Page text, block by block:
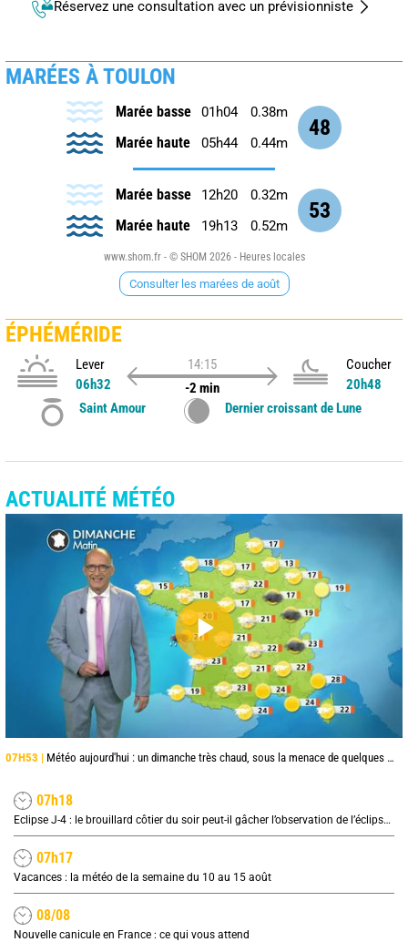
Réservez une consultation avec un prévisionniste
MARÉES À TOULON
48
Marée basse 01h04 0.38m
Marée haute 05h44 0.44m
53
Marée basse 12h20 0.32m
Marée haute 19h13 0.52m
www.shom.fr - © SHOM 2026 - Heures locales
Consulter les marées de août
ÉPHÉMÉRIDE
Lever
06h32
14:15
-2 min
Coucher
20h48
Saint Amour
Dernier croissant de Lune
ACTUALITÉ MÉTÉO
07H53 | Météo aujourd'hui : un dimanche très chaud, sous la menace de quelques orages
07h18
Eclipse J-4 : le brouillard côtier du soir peut-il gâcher l’observation de l’éclipse à la plage ?
07h17
Vacances : la météo de la semaine du 10 au 15 août
08/08
Nouvelle canicule en France : ce qui vous attend